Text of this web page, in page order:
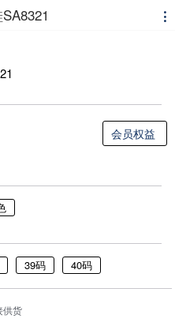

会员权益
39码 40码
供货